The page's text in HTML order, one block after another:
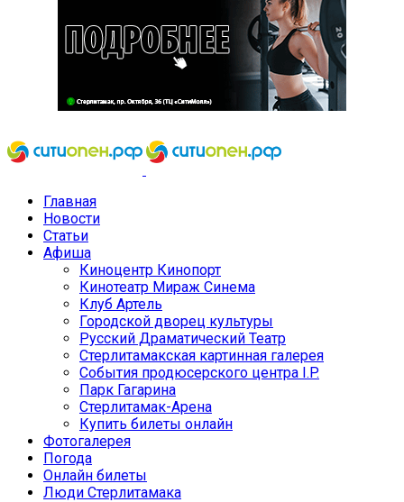
Главная
Новости
Статьи
Афиша
Киноцентр Кинопорт
Кинотеатр Мираж Синема
Клуб Артель
Городской дворец культуры
Русский Драматический Театр
Стерлитамакская картинная галерея
События продюсерского центра I.P.
Парк Гагарина
Стерлитамак-Арена
Купить билеты онлайн
Фотогалерея
Погода
Онлайн билеты
Люди Стерлитамака